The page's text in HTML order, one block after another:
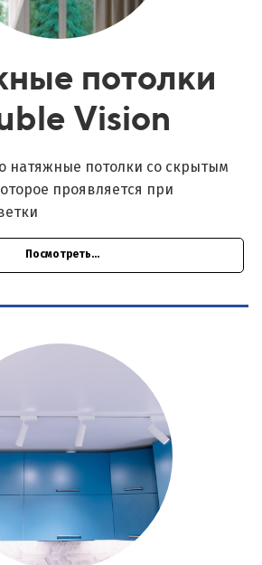
потолки
Vision
натяжные потолки со скрытым
проявляется при
Посмотреть...